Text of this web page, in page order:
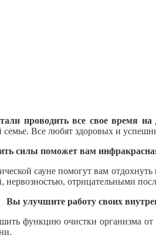
проводить все свое время
семье. Все любят здоровых и
силы поможет вам
сауне помогут вам
отрицательными
Вы улучшите работу своих
функцию очистки организма